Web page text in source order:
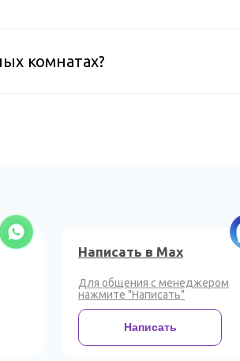
комнатах?
Написать в Max
Для общения с менеджером
нажмите "Написать"
Написать